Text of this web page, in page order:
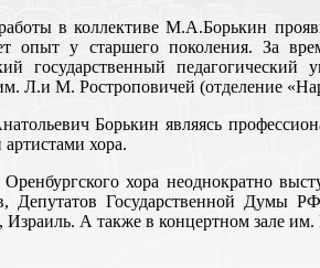
в коллективе М.А.Борькин
опыт у старшего поколения. За
государственный педагогический
Л.и М. Ростроповичей (отделение
Борькин являясь
хора.
Оренбургского хора неоднократно
Депутатов Государственной Думы
Израиль. А также в концертном зале